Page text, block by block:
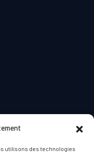
utilisons des technologies